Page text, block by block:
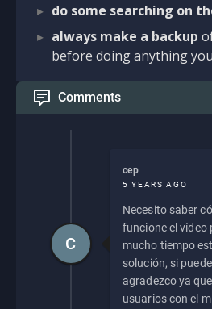
do some searching on
always make a backup
before doing anything
Comments
cep
5 YEARS AGO
Necesito saber
funcione el vídeo
mucho tiempo
solución, si
agradezco ya
usuarios con el
C